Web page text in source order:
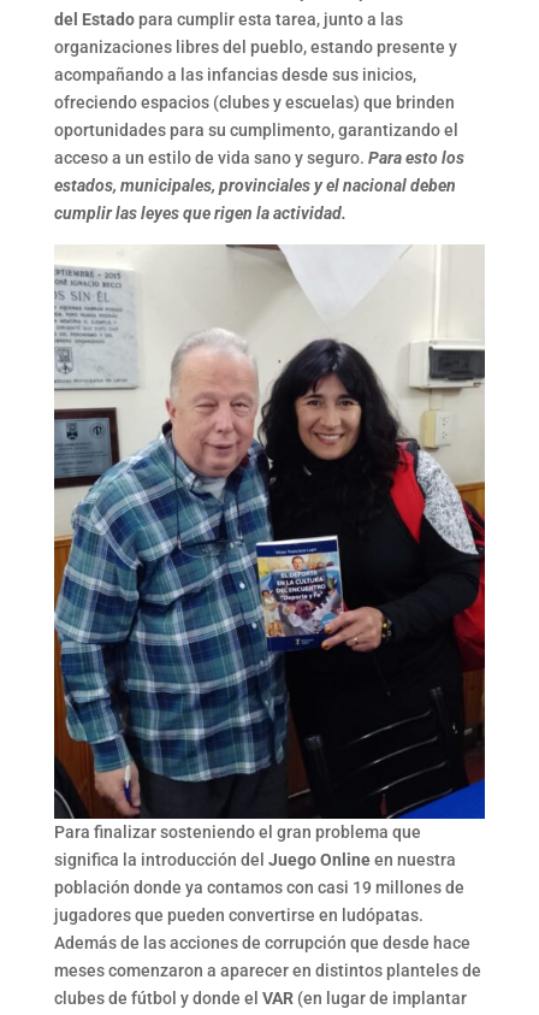
del Estadopara cumplir esta tarea, junto a las
organizaciones libres del pueblo, estando presente y
acompañando a las infancias desde sus inicios,
ofreciendo espacios (clubes y escuelas) que brinden
oportunidades para su cumplimento, garantizando el
acceso a un estilo de vida sano y seguro. Para esto los
estados, municipales, provinciales y el nacional deben
cumplir las leyes que rigen la actividad.
Para finalizar sosteniendo el gran problema que
significa la introducción del Juego Onlineen nuestra
población donde ya contamos con casi 19 millones de
jugadores que pueden convertirse en ludópatas.
Además de las acciones de corrupción que desde hace
meses comenzaron a aparecer en distintos planteles de
clubes de fútbol y donde el VAR(en lugar de implantar